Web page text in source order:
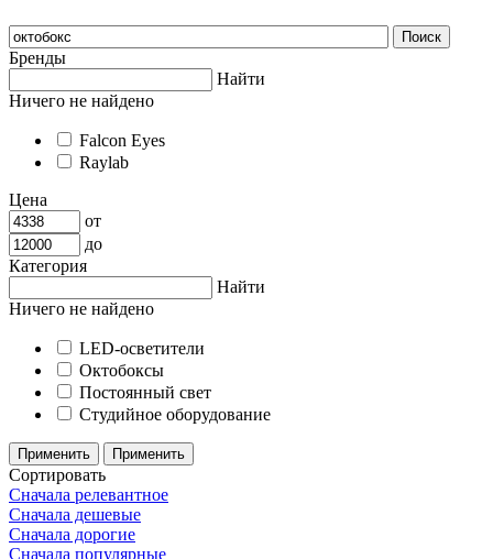
Бренды
Найти
Ничего не найдено
Falcon Eyes
Raylab
Цена
от
до
Категория
Найти
Ничего не найдено
LED-осветители
Октобоксы
Постоянный свет
Студийное оборудование
Сортировать
Сначала релевантное
Сначала дешевые
Сначала дорогие
Сначала популярные